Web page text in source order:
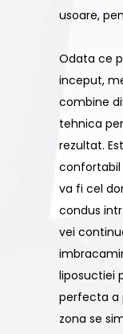
usoare,
Odata ce
inceput,
combine
tehnica
rezultat.
confortabil
va fi cel
condus
vei
liposuctiei
perfecta a
zona se